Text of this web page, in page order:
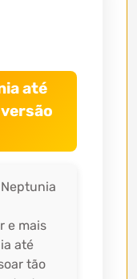
até
e mais
até
tão